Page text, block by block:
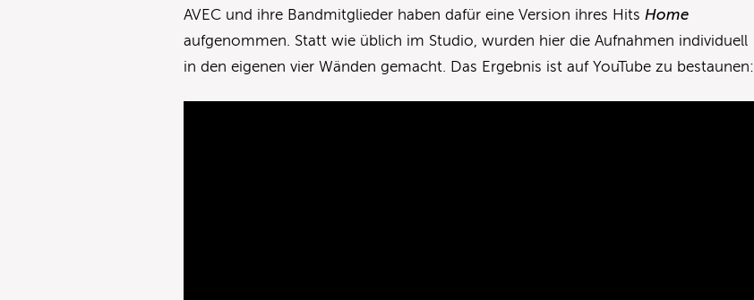
AVEC und ihre Bandmitglieder haben dafür eine Version ihres Hits Home
aufgenommen. Statt wie üblich im Studio, wurden hier die Aufnahmen individuell
in den eigenen vier Wänden gemacht. Das Ergebnis ist auf YouTube zu bestaunen: